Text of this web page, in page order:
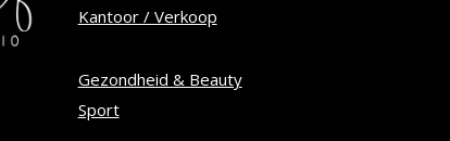
Kantoor / Verkoop
Gezondheid & Beauty
Sport